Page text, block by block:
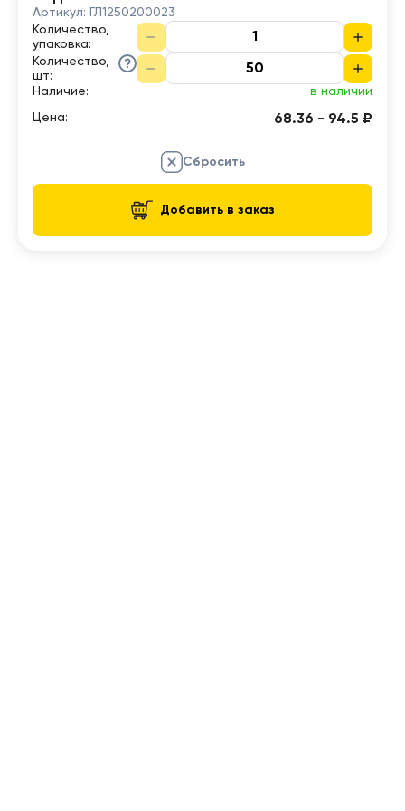
Артикул:
ГЛ1250200023
Количество,
упаковка:
Количество,
шт:
Наличие:
в наличии
Цена: 68.36 - 94.5 ₽
Сбросить
Добавить в заказ